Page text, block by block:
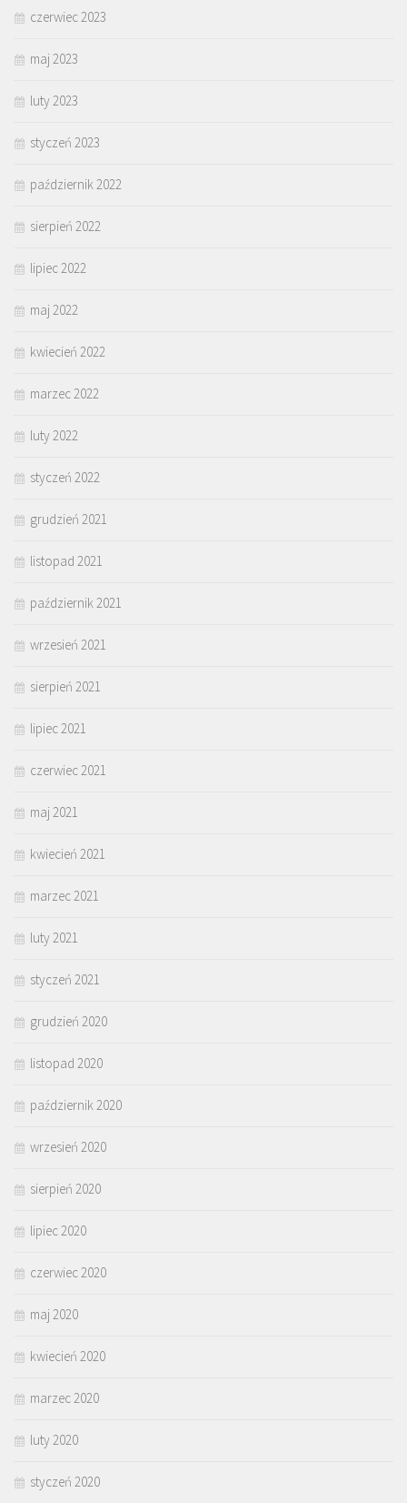
czerwiec 2023
maj 2023
luty 2023
styczeń 2023
październik 2022
sierpień 2022
lipiec 2022
maj 2022
kwiecień 2022
marzec 2022
luty 2022
styczeń 2022
grudzień 2021
listopad 2021
październik 2021
wrzesień 2021
sierpień 2021
lipiec 2021
czerwiec 2021
maj 2021
kwiecień 2021
marzec 2021
luty 2021
styczeń 2021
grudzień 2020
listopad 2020
październik 2020
wrzesień 2020
sierpień 2020
lipiec 2020
czerwiec 2020
maj 2020
kwiecień 2020
marzec 2020
luty 2020
styczeń 2020